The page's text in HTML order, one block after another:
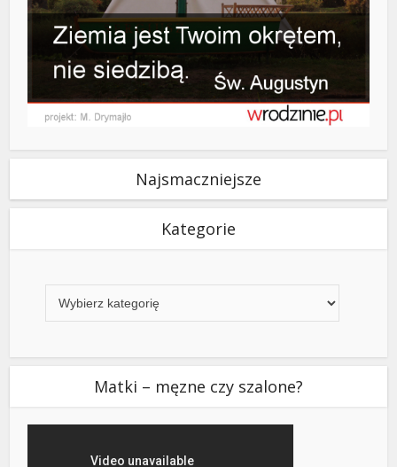
Najsmaczniejsze
Kategorie
Matki – męzne czy szalone?